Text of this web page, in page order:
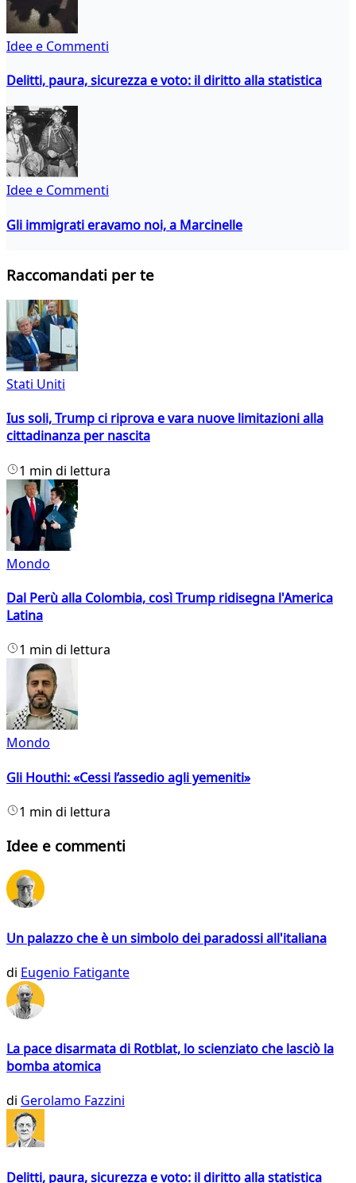
Idee e Commenti
Delitti, paura, sicurezza e voto: il diritto alla statistica
Idee e Commenti
Gli immigrati eravamo noi, a Marcinelle
Raccomandati per te
Stati Uniti
Ius soli, Trump ci riprova e vara nuove limitazioni alla
cittadinanza per nascita
1 min di lettura
Mondo
Dal Perù alla Colombia, così Trump ridisegna l'America
Latina
1 min di lettura
Mondo
Gli Houthi: «Cessi l’assedio agli yemeniti»
1 min di lettura
Idee e commenti
Un palazzo che è un simbolo dei paradossi all'italiana
di Eugenio Fatigante
La pace disarmata di Rotblat, lo scienziato che lasciò la
bomba atomica
di Gerolamo Fazzini
Delitti, paura, sicurezza e voto: il diritto alla statistica